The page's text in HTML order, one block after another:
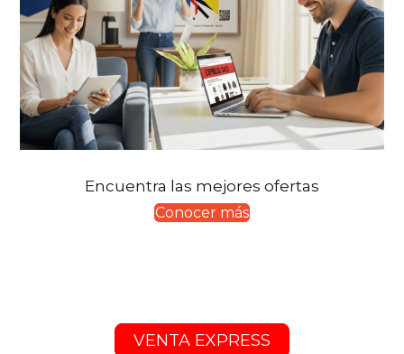
Encuentra las mejores ofertas
Conocer más
VENTA EXPRESS